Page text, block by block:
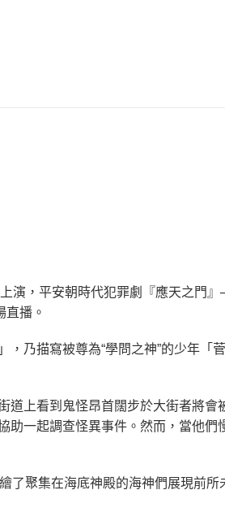
演，平安朝時代犯罪劇『應天之門
播。
乃描寫被尊為“學問之神”的少年
上看到鬼怪昂首闊步於大街者將會
一起調查怪異事件。然而，當他
聚集在海底神殿的海神們展現前